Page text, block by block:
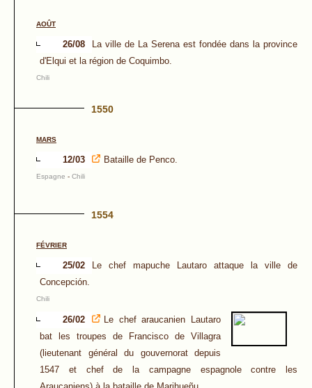
AOÛT
26/08
La ville de La Serena est fondée dans la province
d'Elqui et la région de Coquimbo.
Chili
1550
MARS
12/03 Bataille de Penco.
Espagne - Chili
1554
FÉVRIER
25/02
Le chef mapuche Lautaro attaque la ville de
Concepción.
Chili
26/02
Le chef araucanien Lautaro
bat les troupes de Francisco de Villagra
(lieutenant général du gouvernorat depuis
1547 et chef de la campagne espagnole contre les